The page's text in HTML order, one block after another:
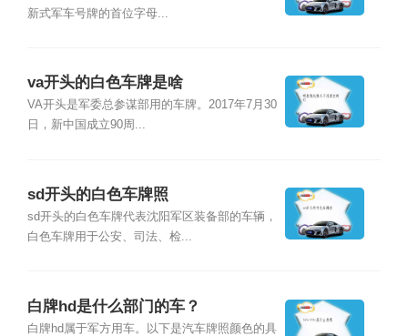
新式军车号牌的首位字母...
va开头的白色车牌是啥
VA开头是军委总参谋部用的车牌。2017年7月30
日，新中国成立90周...
sd开头的白色车牌照
sd开头的白色车牌代表沈阳军区装备部的车辆，
白色车牌用于公安、司法、检...
白牌hd是什么部门的车？
白牌hd属于军方用车。以下是汽车牌照颜色的具